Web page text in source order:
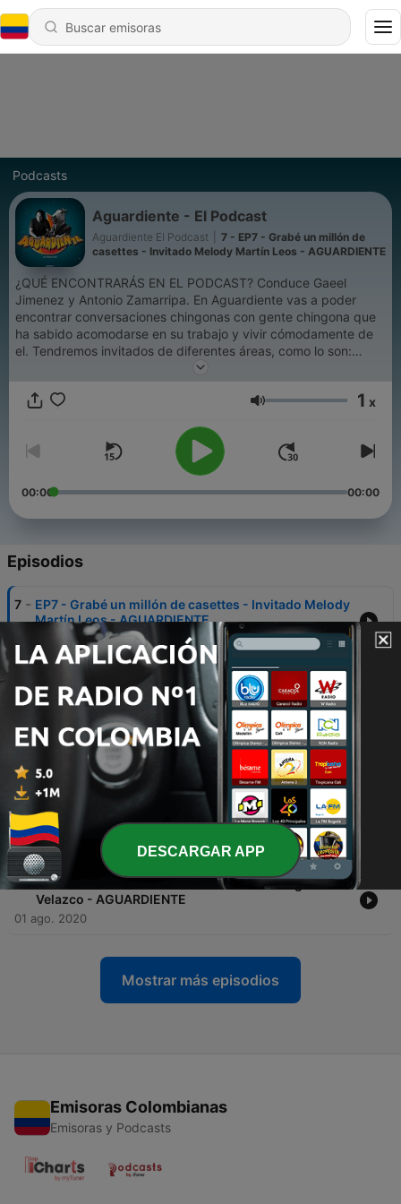
Podcasts
Aguardiente - El Podcast
Aguardiente El Podcast
7 - EP7 - Grabé un millón de
casettes - Invitado Melody Martín Leos - AGUARDIENTE
¿QUÉ ENCONTRARÁS EN EL PODCAST? Conduce Gaeel
Jimenez y Antonio Zamarripa. En Aguardiente vas a poder
encontrar conversaciones chingonas con gente chingona que
ha sabido acomodarse en su trabajo y vivir cómodamente de
el. Tendremos invitados de diferentes áreas, como lo son:
diseñadores, fotógrafos, tatuadores, grafiteros, músicos,
proyectos culturales, etc. los cuales pisarán tierras
mucho valor, llenas de carnita.
Volumen 1 x
00:00 00:00
Episodios
7 - EP7 - Grabé un millón de casettes - Invitado Melody
Martín Leos - AGUARDIENTE
30 ago. 2020
LA MÚSICA DESECHABLE - TALKING ROUND'S EP2 -
AGUARDIENTE
22 ago. 2020
5 - ES SIN MIEDO AL ÉXITO - TALKING ROUNDs EP1 -
AGUARDIENTE
15 ago. 2020
4 - EP4 - Influir en las personas - Invitada Livier
Miroslava
08 ago. 2020
3 - EP3 - EL CHISME ES CHISME - Invitado Jorge
Velazco - AGUARDIENTE
01 ago. 2020
Mostrar más episodios
Emisoras Colombianas
Emisoras y Podcasts
DESCARGAR APP